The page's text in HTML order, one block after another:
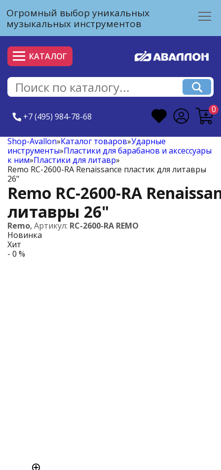
Огромный выбор уникальных
музыкальных инструментов
КАТАЛОГ
+7 (495) 984-78-68
0
Shop-Avallon»Каталог товаров»Ударные
инструменты»Пластики для барабанов и аксессуары
к ним»Пластики для литавр»
Remo RC-2600-RA Renaissance пластик для литавры
26"
Remo RC-2600-RA
литавры 26"
Remo, Артикул: RC-2600-RA REMO
Новинка
Хит
- 0 %